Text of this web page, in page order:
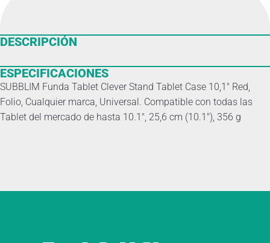
DESCRIPCIÓN
ESPECIFICACIONES
SUBBLIM Funda Tablet Clever Stand Tablet Case 10,1″ Red,
Folio, Cualquier marca, Universal. Compatible con todas las
Tablet del mercado de hasta 10.1″, 25,6 cm (10.1″), 356 g